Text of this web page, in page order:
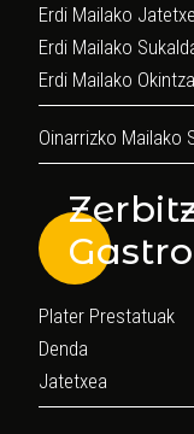
Erdi Mailako
Erdi Mailako
Erdi Mailako
Oinarrizko Mailako
Plater Prestatuak
Denda
Jatetxea